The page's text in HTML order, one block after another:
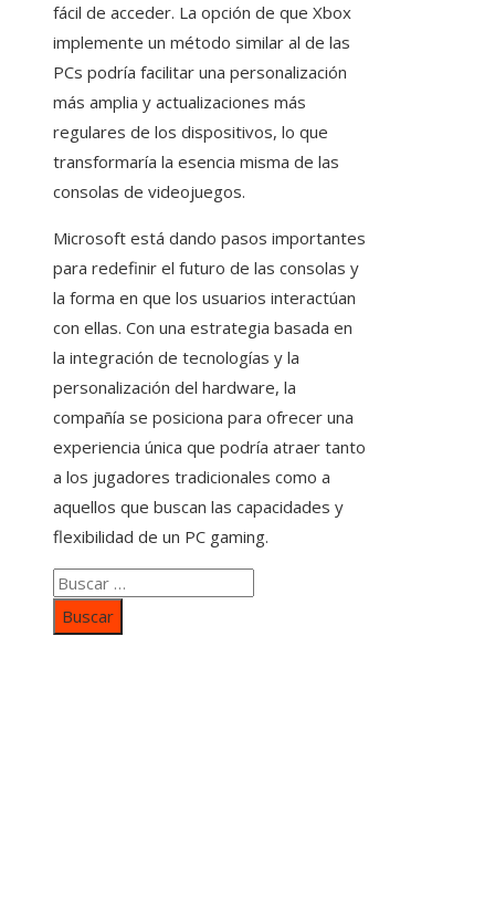
fácil de acceder. La opción de que Xbox
implemente un método similar al de las
PCs podría facilitar una personalización
más amplia y actualizaciones más
regulares de los dispositivos, lo que
transformaría la esencia misma de las
consolas de videojuegos.
Microsoft está dando pasos importantes
para redefinir el futuro de las consolas y
la forma en que los usuarios interactúan
con ellas. Con una estrategia basada en
la integración de tecnologías y la
personalización del hardware, la
compañía se posiciona para ofrecer una
experiencia única que podría atraer tanto
a los jugadores tradicionales como a
aquellos que buscan las capacidades y
flexibilidad de un PC gaming.
Buscar: